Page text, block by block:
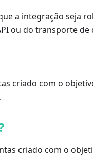
a integração seja
ou do transporte
criado com o
criado com o